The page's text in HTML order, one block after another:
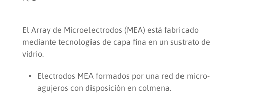
El Array de Microelectrodos (MEA) está fabricado
mediante tecnologías de capa fina en un sustrato de
vidrio.
Electrodos MEA formados por una red de micro-
agujeros con disposición en colmena.